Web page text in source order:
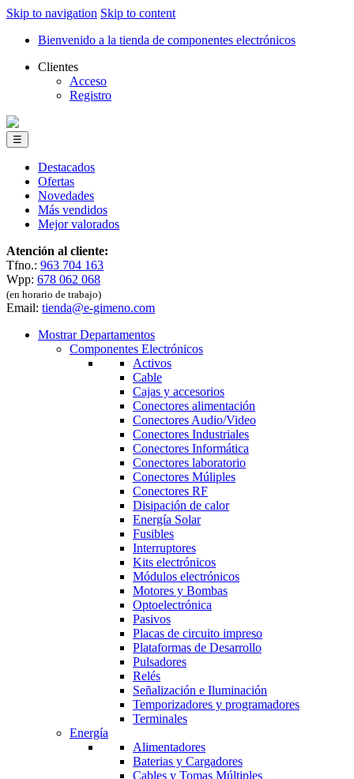
Skip to navigation Skip to content
Bienvenido a la tienda de componentes electrónicos
Clientes
Acceso
Registro
☰
Destacados
Ofertas
Novedades
Más vendidos
Mejor valorados
Atención al cliente:
Tfno.: 963 704 163
Wpp: 678 062 068
(en horario de trabajo)
Email: tienda@e-gimeno.com
Mostrar Departamentos
Componentes Electrónicos
Activos
Cable
Cajas y accesorios
Conectores alimentación
Conectores Audio/Video
Conectores Industriales
Conectores Informática
Conectores laboratorio
Conectores Múliples
Conectores RF
Disipación de calor
Energía Solar
Fusibles
Interruptores
Kits electrónicos
Módulos electrónicos
Motores y Bombas
Optoelectrónica
Pasivos
Placas de circuito impreso
Plataformas de Desarrollo
Pulsadores
Relés
Señalización e Iluminación
Temporizadores y programadores
Terminales
Energía
Alimentadores
Baterias y Cargadores
Cables y Tomas Múltiples